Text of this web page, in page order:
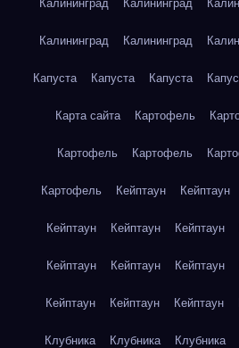
Калининград Калининград
Калининград Калининград
Капуста Капуста Капуста
Карта сайта Картофель
Картофель Картофель
Картофель Кейптаун Кейптаун
Кейптаун Кейптаун Кейптаун
Кейптаун Кейптаун Кейптаун
Кейптаун Кейптаун Кейптаун
Клубника Клубника Клубника